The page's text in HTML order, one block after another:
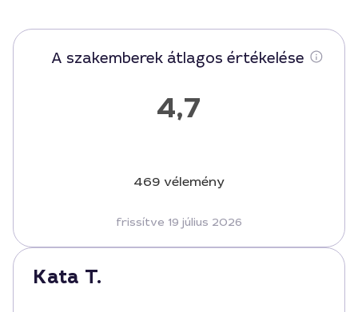
A szakemberek átlagos értékelése
4,7
469 vélemény
frissítve 19 július 2026
Kata T.